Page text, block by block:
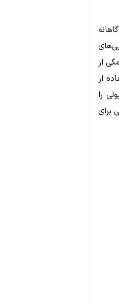
از
از
را
برای